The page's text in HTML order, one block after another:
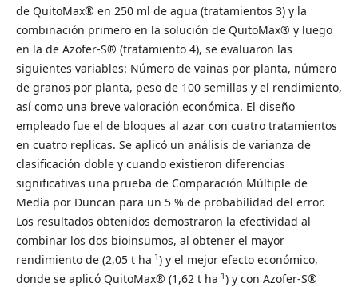
de QuitoMax® en 250 ml de agua (tratamientos 3) y la
combinación primero en la solución de QuitoMax® y luego
en la de Azofer-S® (tratamiento 4), se evaluaron las
siguientes variables: Número de vainas por planta, número
de granos por planta, peso de 100 semillas y el rendimiento,
así como una breve valoración económica. El diseño
empleado fue el de bloques al azar con cuatro tratamientos
en cuatro replicas. Se aplicó un análisis de varianza de
clasificación doble y cuando existieron diferencias
significativas una prueba de Comparación Múltiple de
Media por Duncan para un 5 % de probabilidad del error.
Los resultados obtenidos demostraron la efectividad al
combinar los dos bioinsumos, al obtener el mayor
rendimiento de (2,05 t ha-1) y el mejor efecto económico,
donde se aplicó QuitoMax® (1,62 t ha-1) y con Azofer-S®